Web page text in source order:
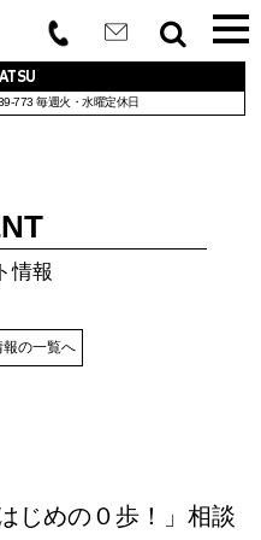
773 毎週火・水曜定休日
情報
報の一覧へ
じめの０歩！」相談